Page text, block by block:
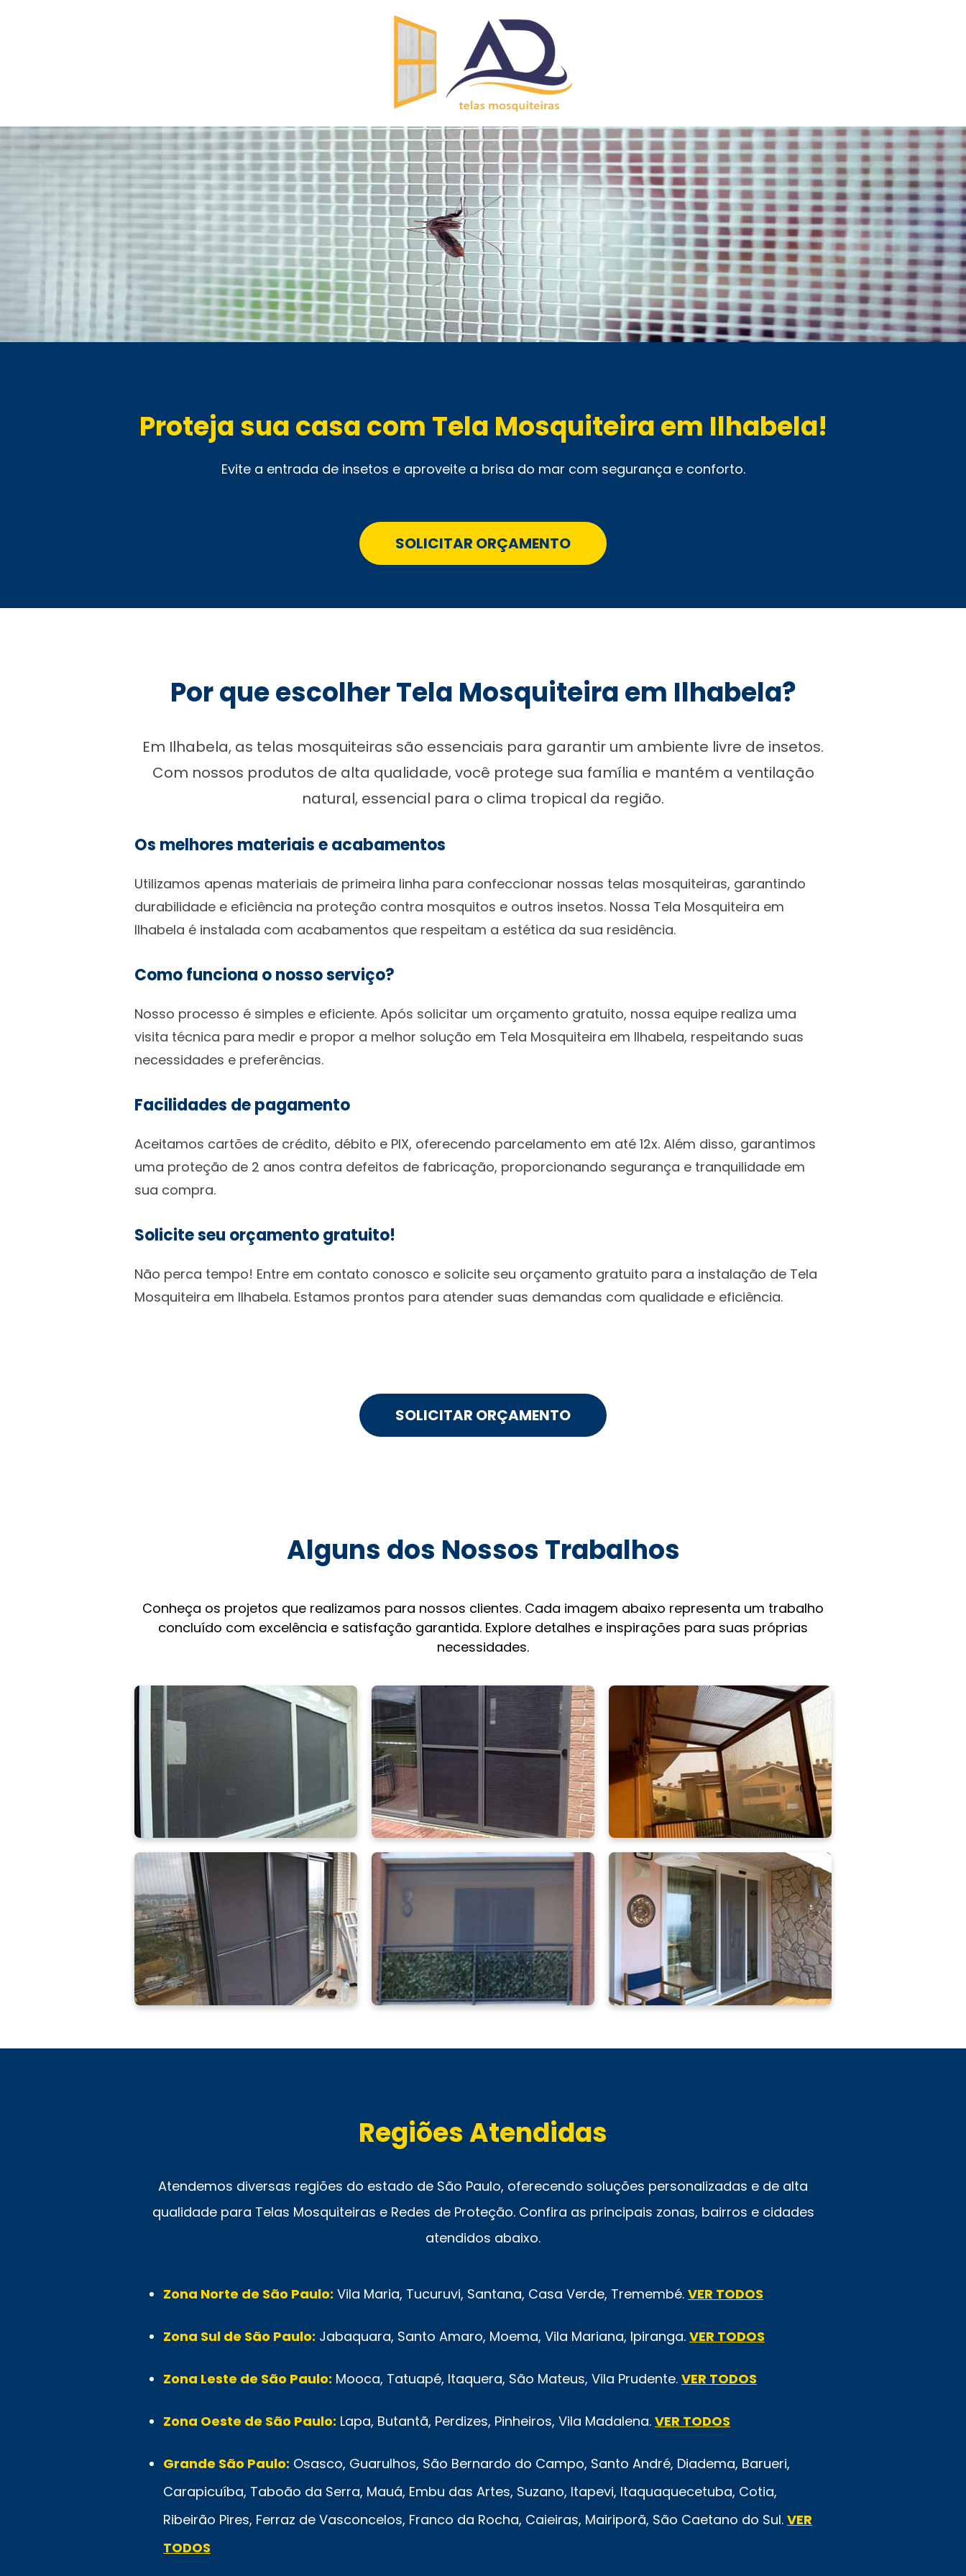
Proteja sua casa com Tela Mosquiteira em Ilhabela!
Evite a entrada de insetos e aproveite a brisa do mar com segurança e conforto.
SOLICITAR ORÇAMENTO
Por que escolher Tela Mosquiteira em Ilhabela?
Em Ilhabela, as telas mosquiteiras são essenciais para garantir um ambiente livre de insetos.
Com nossos produtos de alta qualidade, você protege sua família e mantém a ventilação
natural, essencial para o clima tropical da região.
Os melhores materiais e acabamentos
Utilizamos apenas materiais de primeira linha para confeccionar nossas telas mosquiteiras, garantindo
durabilidade e eficiência na proteção contra mosquitos e outros insetos. Nossa Tela Mosquiteira em
Ilhabela é instalada com acabamentos que respeitam a estética da sua residência.
Como funciona o nosso serviço?
Nosso processo é simples e eficiente. Após solicitar um orçamento gratuito, nossa equipe realiza uma
visita técnica para medir e propor a melhor solução em Tela Mosquiteira em Ilhabela, respeitando suas
necessidades e preferências.
Facilidades de pagamento
Aceitamos cartões de crédito, débito e PIX, oferecendo parcelamento em até 12x. Além disso, garantimos
uma proteção de 2 anos contra defeitos de fabricação, proporcionando segurança e tranquilidade em
sua compra.
Solicite seu orçamento gratuito!
Não perca tempo! Entre em contato conosco e solicite seu orçamento gratuito para a instalação de Tela
Mosquiteira em Ilhabela. Estamos prontos para atender suas demandas com qualidade e eficiência.
SOLICITAR ORÇAMENTO
Alguns dos Nossos Trabalhos
Conheça os projetos que realizamos para nossos clientes. Cada imagem abaixo representa um trabalho
concluído com excelência e satisfação garantida. Explore detalhes e inspirações para suas próprias
necessidades.
Regiões Atendidas
Atendemos diversas regiões do estado de São Paulo, oferecendo soluções personalizadas e de alta
qualidade para Telas Mosquiteiras e Redes de Proteção. Confira as principais zonas, bairros e cidades
atendidos abaixo.
Zona Norte de São Paulo: Vila Maria, Tucuruvi, Santana, Casa Verde, Tremembé. VER TODOS
Zona Sul de São Paulo: Jabaquara, Santo Amaro, Moema, Vila Mariana, Ipiranga. VER TODOS
Zona Leste de São Paulo: Mooca, Tatuapé, Itaquera, São Mateus, Vila Prudente. VER TODOS
Zona Oeste de São Paulo: Lapa, Butantã, Perdizes, Pinheiros, Vila Madalena. VER TODOS
Grande São Paulo: Osasco, Guarulhos, São Bernardo do Campo, Santo André, Diadema, Barueri,
Carapicuíba, Taboão da Serra, Mauá, Embu das Artes, Suzano, Itapevi, Itaquaquecetuba, Cotia,
Ribeirão Pires, Ferraz de Vasconcelos, Franco da Rocha, Caieiras, Mairiporã, São Caetano do Sul. VER
TODOS